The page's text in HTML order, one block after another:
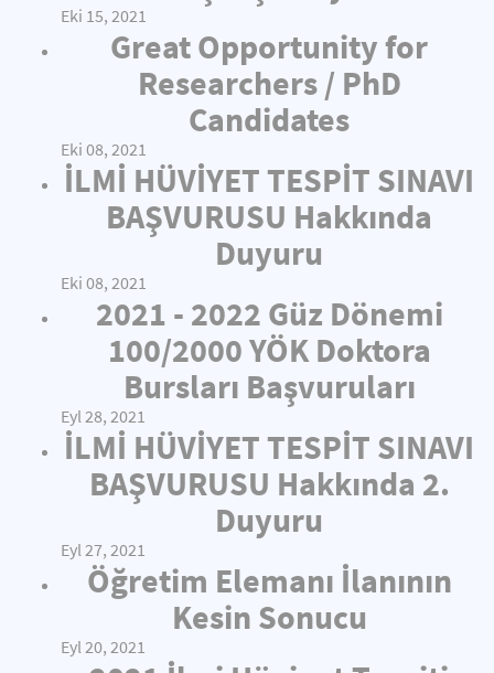
Eki 15, 2021
Great Opportunity for
Researchers / PhD
Candidates
Eki 08, 2021
İLMİ HÜVİYET TESPİT SINAVI
BAŞVURUSU Hakkında
Duyuru
Eki 08, 2021
2021 - 2022 Güz Dönemi
100/2000 YÖK Doktora
Bursları Başvuruları
Eyl 28, 2021
İLMİ HÜVİYET TESPİT SINAVI
BAŞVURUSU Hakkında 2.
Duyuru
Eyl 27, 2021
Öğretim Elemanı İlanının
Kesin Sonucu
Eyl 20, 2021